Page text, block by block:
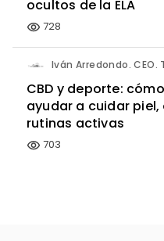
ocultos de la ELA
visibility 728
Iván Arredondo. CEO.
CBD y deporte:
ayudar a cuidar
rutinas activas
visibility 703